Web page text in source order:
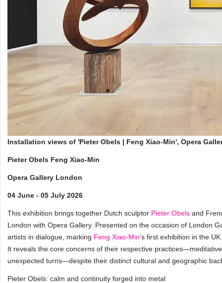
Installation views of 'Pieter Obels | Feng Xiao-Min', Opera
Pieter Obels Feng Xiao-Min
Opera Gallery London
04 June - 05 July 2026
This exhibition brings together Dutch sculptor Pieter Obels and
London with Opera Gallery. Presented on the occasion of London
artists in dialogue, marking Feng Xiao-Min’s first exhibition in the
It reveals the core concerns of their respective
unexpected turns—despite their distinct cultural and geographic
Pieter Obels: calm and continuity forged into metal